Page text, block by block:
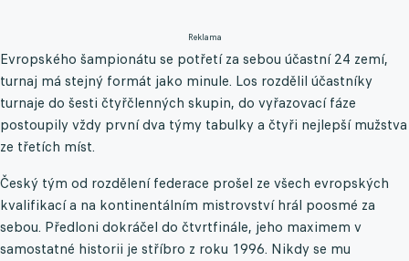
Reklama
Evropského šampionátu se potřetí za sebou účastní 24 zemí,
turnaj má stejný formát jako minule. Los rozdělil účastníky
turnaje do šesti čtyřčlenných skupin, do vyřazovací fáze
postoupily vždy první dva týmy tabulky a čtyři nejlepší mužstva
ze třetích míst.
Český tým od rozdělení federace prošel ze všech evropských
kvalifikací a na kontinentálním mistrovství hrál poosmé za
sebou. Předloni dokráčel do čtvrtfinále, jeho maximem v
samostatné historii je stříbro z roku 1996. Nikdy se mu